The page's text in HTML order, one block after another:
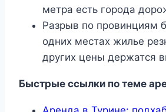
метра есть города
Разрыв по провинциям
одних местах жилье
других цены держатся
Быстрые ссылки по теме